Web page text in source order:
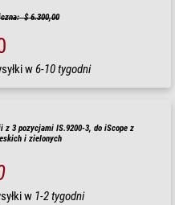
$ 6.300,00
w6-10 tygodni
z 3 pozycjami IS.9200-3, do iScope z
i zielonych
w 1-2 tygodni